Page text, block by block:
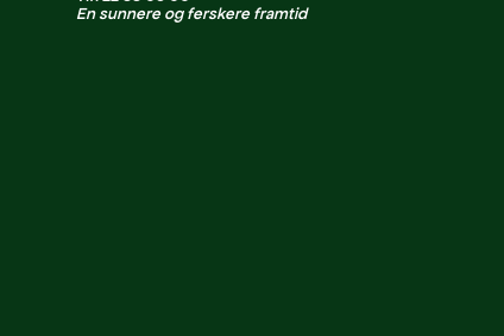
En sunnere og ferskere framtid